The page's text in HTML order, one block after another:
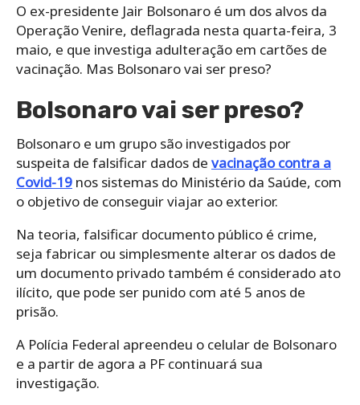
O ex-presidente Jair Bolsonaro é um dos alvos da
Operação Venire, deflagrada nesta quarta-feira, 3
maio, e que investiga adulteração em cartões de
vacinação. Mas Bolsonaro vai ser preso?
Bolsonaro vai ser preso?
Bolsonaro e um grupo são investigados por
suspeita de falsificar dados de vacinação contra a
Covid-19 nos sistemas do Ministério da Saúde, com
o objetivo de conseguir viajar ao exterior.
Na teoria, falsificar documento público é crime,
seja fabricar ou simplesmente alterar os dados de
um documento privado também é considerado ato
ilícito, que pode ser punido com até 5 anos de
prisão.
A Polícia Federal apreendeu o celular de Bolsonaro
e a partir de agora a PF continuará sua
investigação.